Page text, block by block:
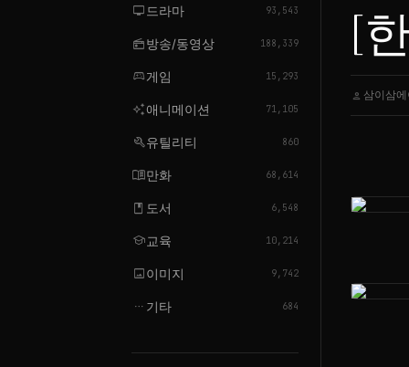
tv 드라마 93,543
radio방송/동영상 188,339
sports_esports게임 15,293
auto_awesome애니메이션 71,105
build유틸리티 860
menu_book만화 68,614
book 도서 6,548
school교육 10,214
image이미지 9,742
more_horiz 기타 684
[
person 삼이삼에